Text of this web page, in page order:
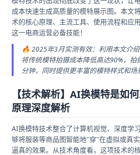
成本快速生成高质量的模特展示图。本文
术的核心原理、主流工具、使用流程和应
这一电商运营必备技能！
🔥 2025年3月实测有效：利用本文介
将传统模特拍摄成本降低高达90%，
分钟，同时提供更丰富的模特样式和场
【技术解析】AI换模特是如
原理深度解析
AI换模特技术整合了计算机视觉、深度学
够将服装等商品图智能地"穿"在虚拟或真
逼真的效果。从技术角度看，这项技术的